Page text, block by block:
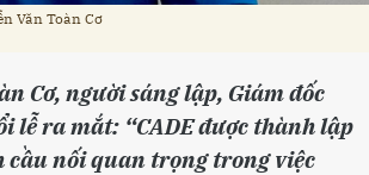
Văn Toàn Cơ
Cơ, người sáng lập, Giám đốc
lễ ra mắt: “CADE được thành lập
nối quan trọng trong việc